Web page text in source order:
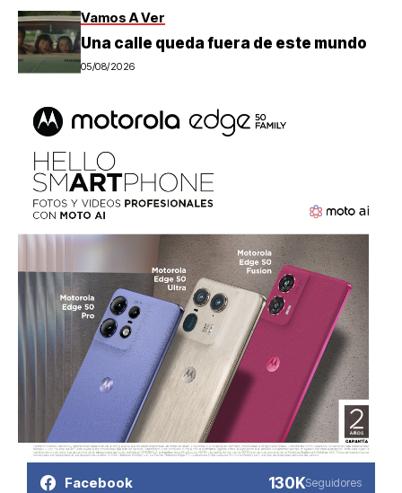
Vamos A Ver
Una calle queda fuera de este mundo
05/08/2026
Facebook 130KSeguidores